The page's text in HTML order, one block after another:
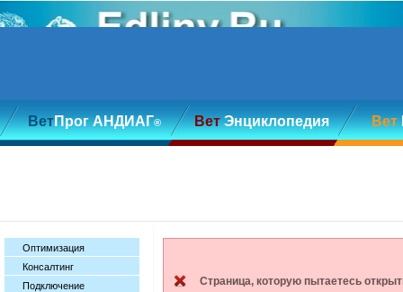
ВетПрог АНДИАГ® ВетЭнциклопедия Вет
Оптимизация
Консалтинг
Подключение
Страница, которую пытаетесь